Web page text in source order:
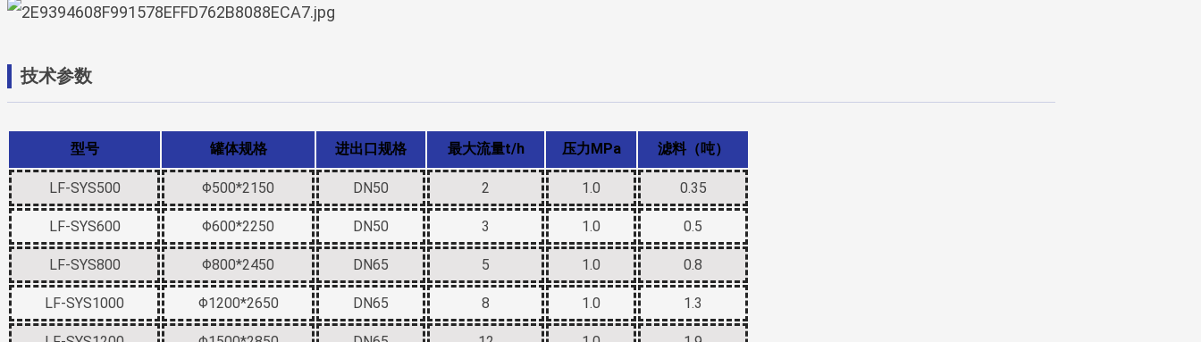
技术参数
型号 罐体规格 进出口规格 最大流量t/h 压力MPa 滤料（吨）
LF-SYS500 Φ500*2150 DN50 2 1.0 0.35
LF-SYS600 Φ600*2250 DN50 3 1.0 0.5
LF-SYS800 Φ800*2450 DN65 5 1.0 0.8
LF-SYS1000 Φ1200*2650 DN65 8 1.0 1.3